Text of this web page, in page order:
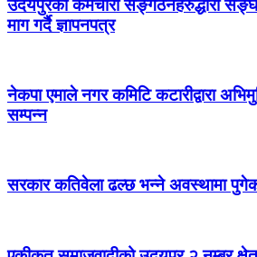
उदयपुरका कर्मचारी सङ्गठनहरुद्धारा
माग गर्दै ज्ञापनपत्र
नेकपा एमाले नगर कमिटि कटारीद्वारा
सम्पन्न
सरकार कतिवेला ढल्छ भन्ने अवस्थामा